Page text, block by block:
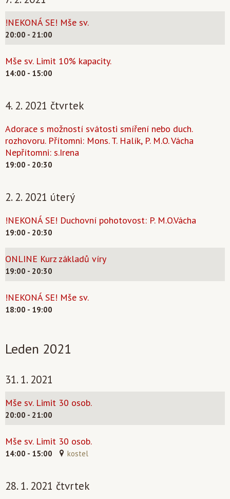
!NEKONÁ SE! Mše sv.
20:00 - 21:00
Mše sv. Limit 10% kapacity.
14:00 - 15:00
4. 2. 2021 čtvrtek
Adorace s možností svátosti smíření nebo duch.
rozhovoru. Přítomni: Mons. T. Halík, P. M.O. Vácha
Nepřítomni: s.Irena
19:00 - 20:30
2. 2. 2021 úterý
!NEKONÁ SE! Duchovní pohotovost: P. M.O.Vácha
19:00 - 20:30
ONLINE Kurz základů víry
19:00 - 20:30
!NEKONÁ SE! Mše sv.
18:00 - 19:00
Leden 2021
31. 1. 2021
Mše sv. Limit 30 osob.
20:00 - 21:00
Mše sv. Limit 30 osob.
14:00 - 15:00 kostel
28. 1. 2021 čtvrtek